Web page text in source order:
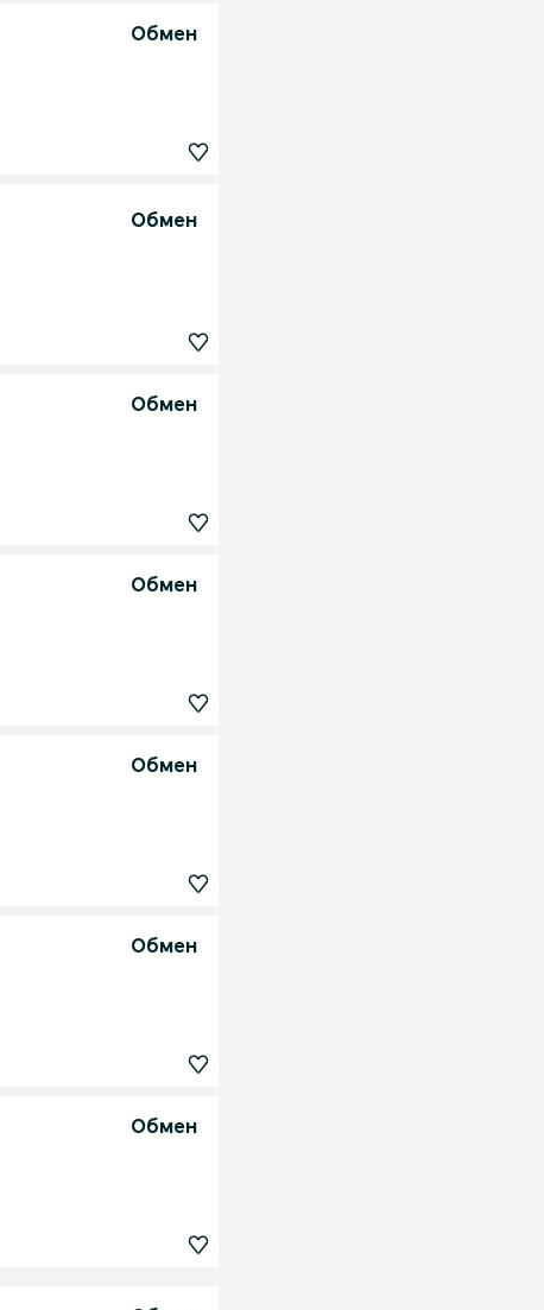
Обмен
Обмен
Обмен
Обмен
Обмен
Обмен
Обмен